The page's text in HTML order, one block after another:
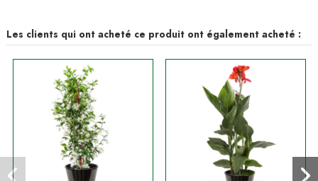
Les clients qui ont acheté ce produit ont également acheté :